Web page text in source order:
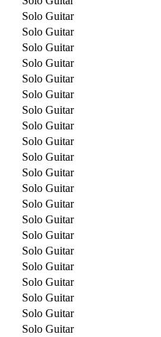
Solo Guitar
Solo Guitar
Solo Guitar
Solo Guitar
Solo Guitar
Solo Guitar
Solo Guitar
Solo Guitar
Solo Guitar
Solo Guitar
Solo Guitar
Solo Guitar
Solo Guitar
Solo Guitar
Solo Guitar
Solo Guitar
Solo Guitar
Solo Guitar
Solo Guitar
Solo Guitar
Solo Guitar